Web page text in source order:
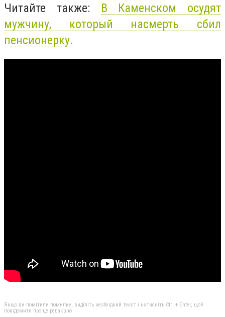
Читайте также: В Каменском осудят
мужчину, который насмерть сбил
пенсионерку.
Якщо ви помітили помилку, виділіть необхідний текст і натисніть Ctrl + Enter, щоб
повідомити про це редакцію